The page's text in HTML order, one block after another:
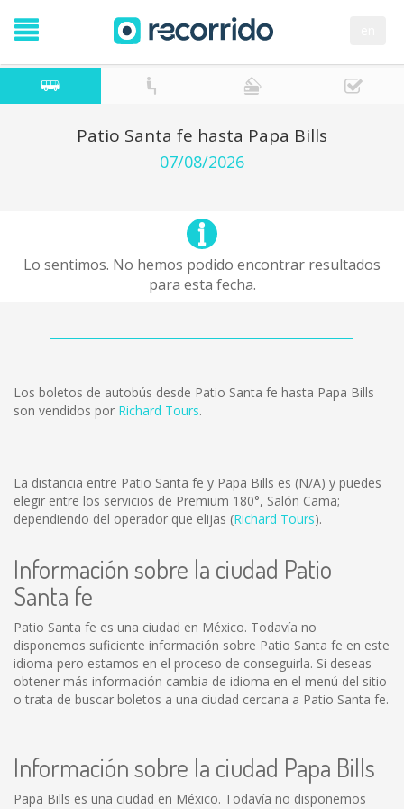
Patio Santa fe hasta Papa Bills
07/08/2026
Lo sentimos. No hemos podido encontrar resultados
para esta fecha.
Los boletos de autobús desde Patio Santa fe hasta Papa Bills
son vendidos por Richard Tours.
La distancia entre Patio Santa fe y Papa Bills es (N/A) y puedes
elegir entre los servicios de Premium 180°, Salón Cama;
dependiendo del operador que elijas (Richard Tours).
Información sobre la ciudad Patio
Santa fe
Patio Santa fe es una ciudad en México. Todavía no
disponemos suficiente información sobre Patio Santa fe en este
idioma pero estamos en el proceso de conseguirla. Si deseas
obtener más información cambia de idioma en el menú del sitio
o trata de buscar boletos a una ciudad cercana a Patio Santa fe.
Información sobre la ciudad Papa Bills
Papa Bills es una ciudad en México. Todavía no disponemos